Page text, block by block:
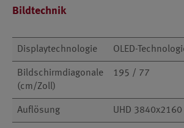
Bildtechnik
Displaytechnologie OLED-
Bildschirmdiagonale
(cm/Zoll)
195 / 77
Auflösung UHD 3840x2160